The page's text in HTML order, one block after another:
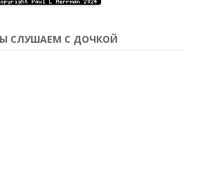
СЛУШАЕМ С ДОЧКОЙ